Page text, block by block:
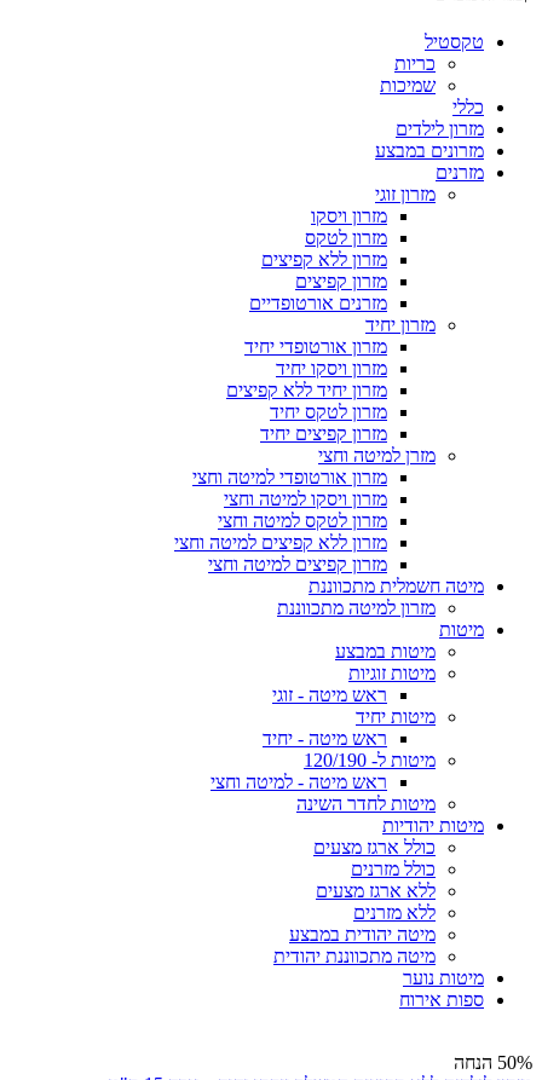
טקסטיל
כריות
שמיכות
כללי
מזרון לילדים
מזרונים במבצע
מזרנים
מזרון זוגי
מזרון ויסקו
מזרון לטקס
מזרון ללא קפיצים
מזרון קפיצים
מזרנים אורטופדיים
מזרון יחיד
מזרון אורטופדי יחיד
מזרון ויסקו יחיד
מזרון יחיד ללא קפיצים
מזרון לטקס יחיד
מזרון קפיצים יחיד
מזרן למיטה וחצי
מזרון אורטופדי למיטה וחצי
מזרון ויסקו למיטה וחצי
מזרון לטקס למיטה וחצי
מזרון ללא קפיצים למיטה וחצי
מזרון קפיצים למיטה וחצי
מיטה חשמלית מתכווננת
מזרון למיטה מתכווננת
מיטות
מיטות במבצע
מיטות זוגיות
ראש מיטה - זוגי
מיטות יחיד
ראש מיטה - יחיד
מיטות ל- 120/190
ראש מיטה - למיטה וחצי
מיטות לחדר השינה
מיטות יהודיות
כולל ארגז מצעים
כולל מזרנים
ללא ארגז מצעים
ללא מזרנים
מיטה יהודית במבצע
מיטה מתכווננת יהודית
מיטות נוער
ספות אירוח
50% הנחה